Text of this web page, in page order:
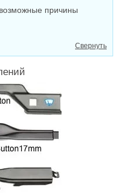
причины
Свернуть